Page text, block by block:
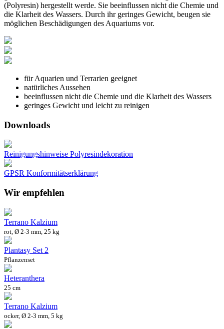
(Polyresin) hergestellt werde. Sie beeinflussen nicht die Chemie und
die Klarheit des Wassers. Durch ihr geringes Gewicht, beugen sie
möglichen Beschädigungen des Aquariums vor.
für Aquarien und Terrarien geeignet
natürliches Aussehen
beeinflussen nicht die Chemie und die Klarheit des Wassers
geringes Gewicht und leicht zu reinigen
Downloads
Reinigungshinweise Polyresindekoration
GPSR Konformitätserklärung
Wir empfehlen
Terrano Kalzium
rot, Ø 2-3 mm, 25 kg
Plantasy Set 2
Pflanzenset
Heteranthera
25 cm
Terrano Kalzium
ocker, Ø 2-3 mm, 5 kg